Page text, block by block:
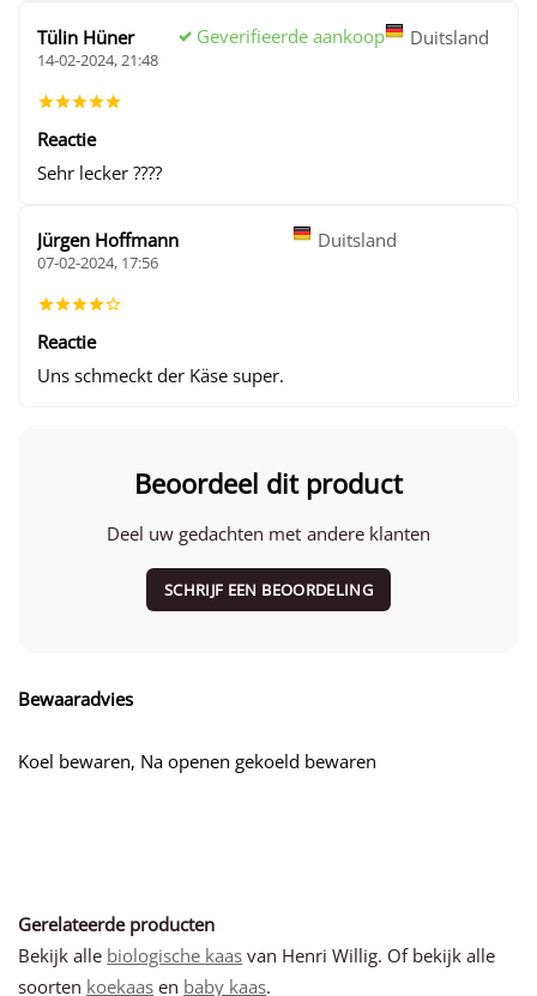
Tülin Hüner Geverifieerde aankoop Duitsland
14-02-2024, 21:48
Reactie
Sehr lecker ????
Jürgen Hoffmann Duitsland
07-02-2024, 17:56
Reactie
Uns schmeckt der Käse super.
Beoordeel dit product
Deel uw gedachten met andere klanten
SCHRIJF EEN BEOORDELING
Bewaaradvies
Koel bewaren, Na openen gekoeld bewaren
Gerelateerde producten
Bekijk alle biologische kaas van Henri Willig. Of bekijk alle
soorten koekaas en baby kaas.